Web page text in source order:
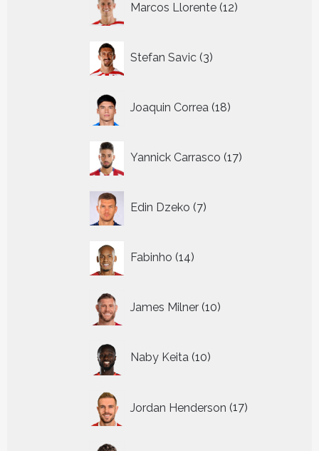
Marcos Llorente 12
producten
Stefan Savic 3
producten
Joaquin Correa 18
producten
Yannick Carrasco 17
producten
Edin Dzeko 7
producten
Fabinho 14
producten
James Milner 10
producten
Naby Keita 10
producten
Jordan Henderson 17
producten